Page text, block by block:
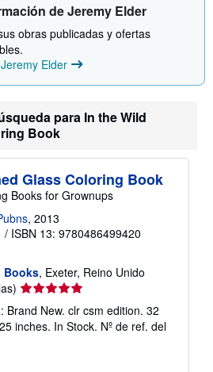
n
o
t
a
d
n
o
de Jeremy Elder
obras publicadas y ofertas
Elder
para In the Wild
Book
Glass Coloring Book
Books for Grownups
, 2013
/ ISBN 13: 9780486499420
Books, Exeter, Reino Unido
Calificación
vendedor:
5
Brand New. clr csm edition. 32
inches. In Stock. Nº de ref. del